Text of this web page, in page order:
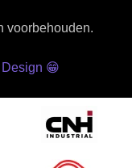
voorbehouden.
Design 😁